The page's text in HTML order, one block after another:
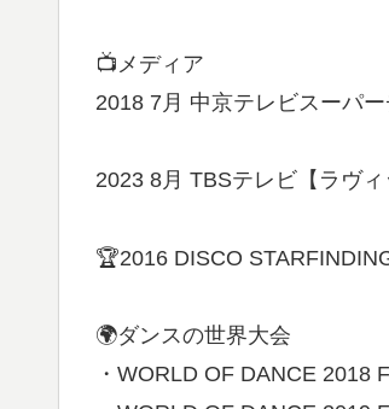
📺メディア
2018 7月 中京テレビスーパ
2023 8月 TBSテレビ【ラヴ
🏆2016 DISCO
🌍ダンスの世界大会
・WORLD OF DANCE 2018